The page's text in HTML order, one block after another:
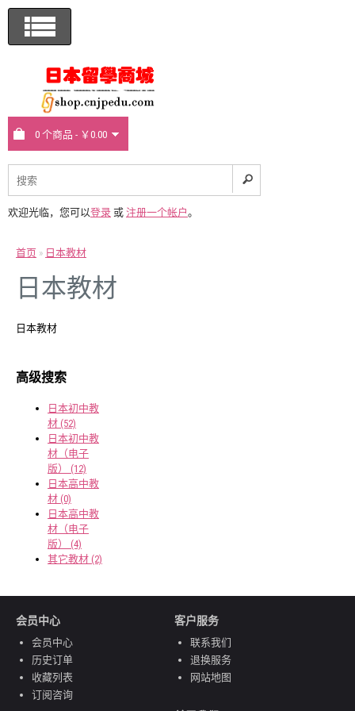
0 个商品 - ￥0.00
欢迎光临，您可以登录 或 注册一个帐户。
首页 » 日本教材
日本教材
日本教材
高级搜索
日本初中教
材 (52)
日本初中教
材（电子
版） (12)
日本高中教
材 (0)
日本高中教
材（电子
版） (4)
其它教材 (2)
会员中心
会员中心
历史订单
收藏列表
订阅咨询
客户服务
联系我们
退换服务
网站地图